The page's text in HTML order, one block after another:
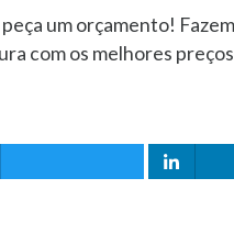
um orçamento!
com os melhores